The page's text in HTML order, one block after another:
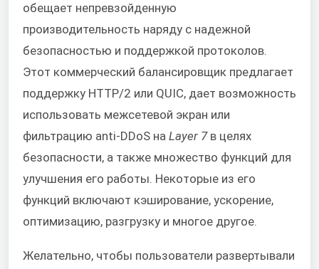
обещает непревзойденную
производительность наряду с надежной
безопасностью и поддержкой протоколов.
Этот коммерческий балансировщик предлагает
поддержку HTTP/2 или QUIC, дает возможность
использовать межсетевой экран или
фильтрацию anti-DDoS на Layer 7в целях
безопасности, а также множество функций для
улучшения его работы. Некоторые из его
функций включают кэширование, ускорение,
оптимизацию, разгрузку и многое другое.
Желательно, чтобы пользователи развертывали